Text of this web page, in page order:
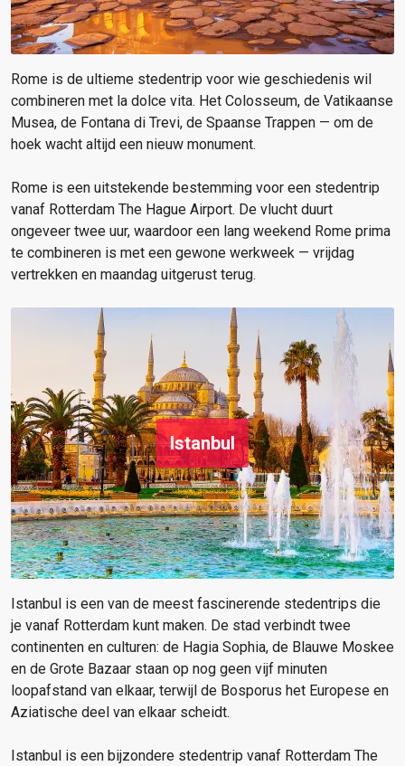
Rome is de ultieme stedentrip voor wie geschiedenis wil
combineren met la dolce vita. Het Colosseum, de Vatikaanse
Musea, de Fontana di Trevi, de Spaanse Trappen — om de
hoek wacht altijd een nieuw monument.
Rome is een uitstekende bestemming voor een stedentrip
vanaf Rotterdam The Hague Airport. De vlucht duurt
ongeveer twee uur, waardoor een lang weekend Rome prima
te combineren is met een gewone werkweek — vrijdag
vertrekken en maandag uitgerust terug.
Istanbul
Istanbul is een van de meest fascinerende stedentrips die
je vanaf Rotterdam kunt maken. De stad verbindt twee
continenten en culturen: de Hagia Sophia, de Blauwe Moskee
en de Grote Bazaar staan op nog geen vijf minuten
loopafstand van elkaar, terwijl de Bosporus het Europese en
Aziatische deel van elkaar scheidt.
Istanbul is een bijzondere stedentrip vanaf Rotterdam The